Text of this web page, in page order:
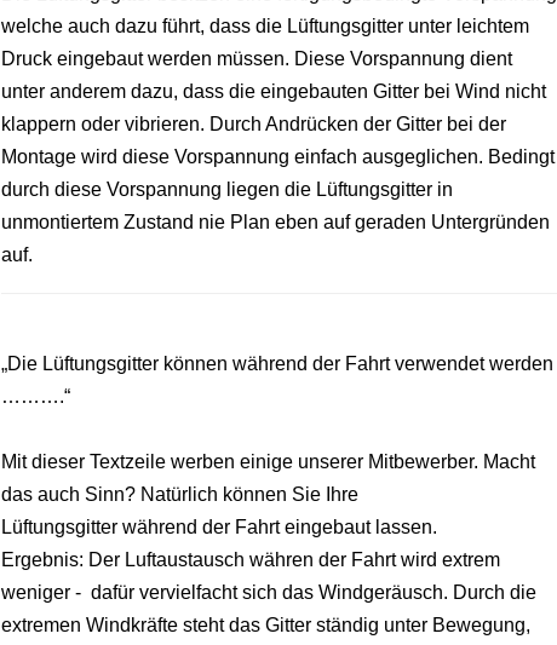
welche auch dazu führt, dass die Lüftungsgitter unter leichtem
Druck eingebaut werden müssen. Diese Vorspannung dient
unter anderem dazu, dass die eingebauten Gitter bei Wind nicht
klappern oder vibrieren. Durch Andrücken der Gitter bei der
Montage wird diese Vorspannung einfach ausgeglichen. Bedingt
durch diese Vorspannung liegen die Lüftungsgitter in
unmontiertem Zustand nie Plan eben auf geraden Untergründen
auf.
„Die Lüftungsgitter können während der Fahrt verwendet werden
……….“
Mit dieser Textzeile werben einige unserer Mitbewerber. Macht
das auch Sinn? Natürlich können Sie Ihre
Lüftungsgitter während der Fahrt eingebaut lassen.
Ergebnis: Der Luftaustausch währen der Fahrt wird extrem
weniger - dafür vervielfacht sich das Windgeräusch. Durch die
extremen Windkräfte steht das Gitter ständig unter Bewegung,